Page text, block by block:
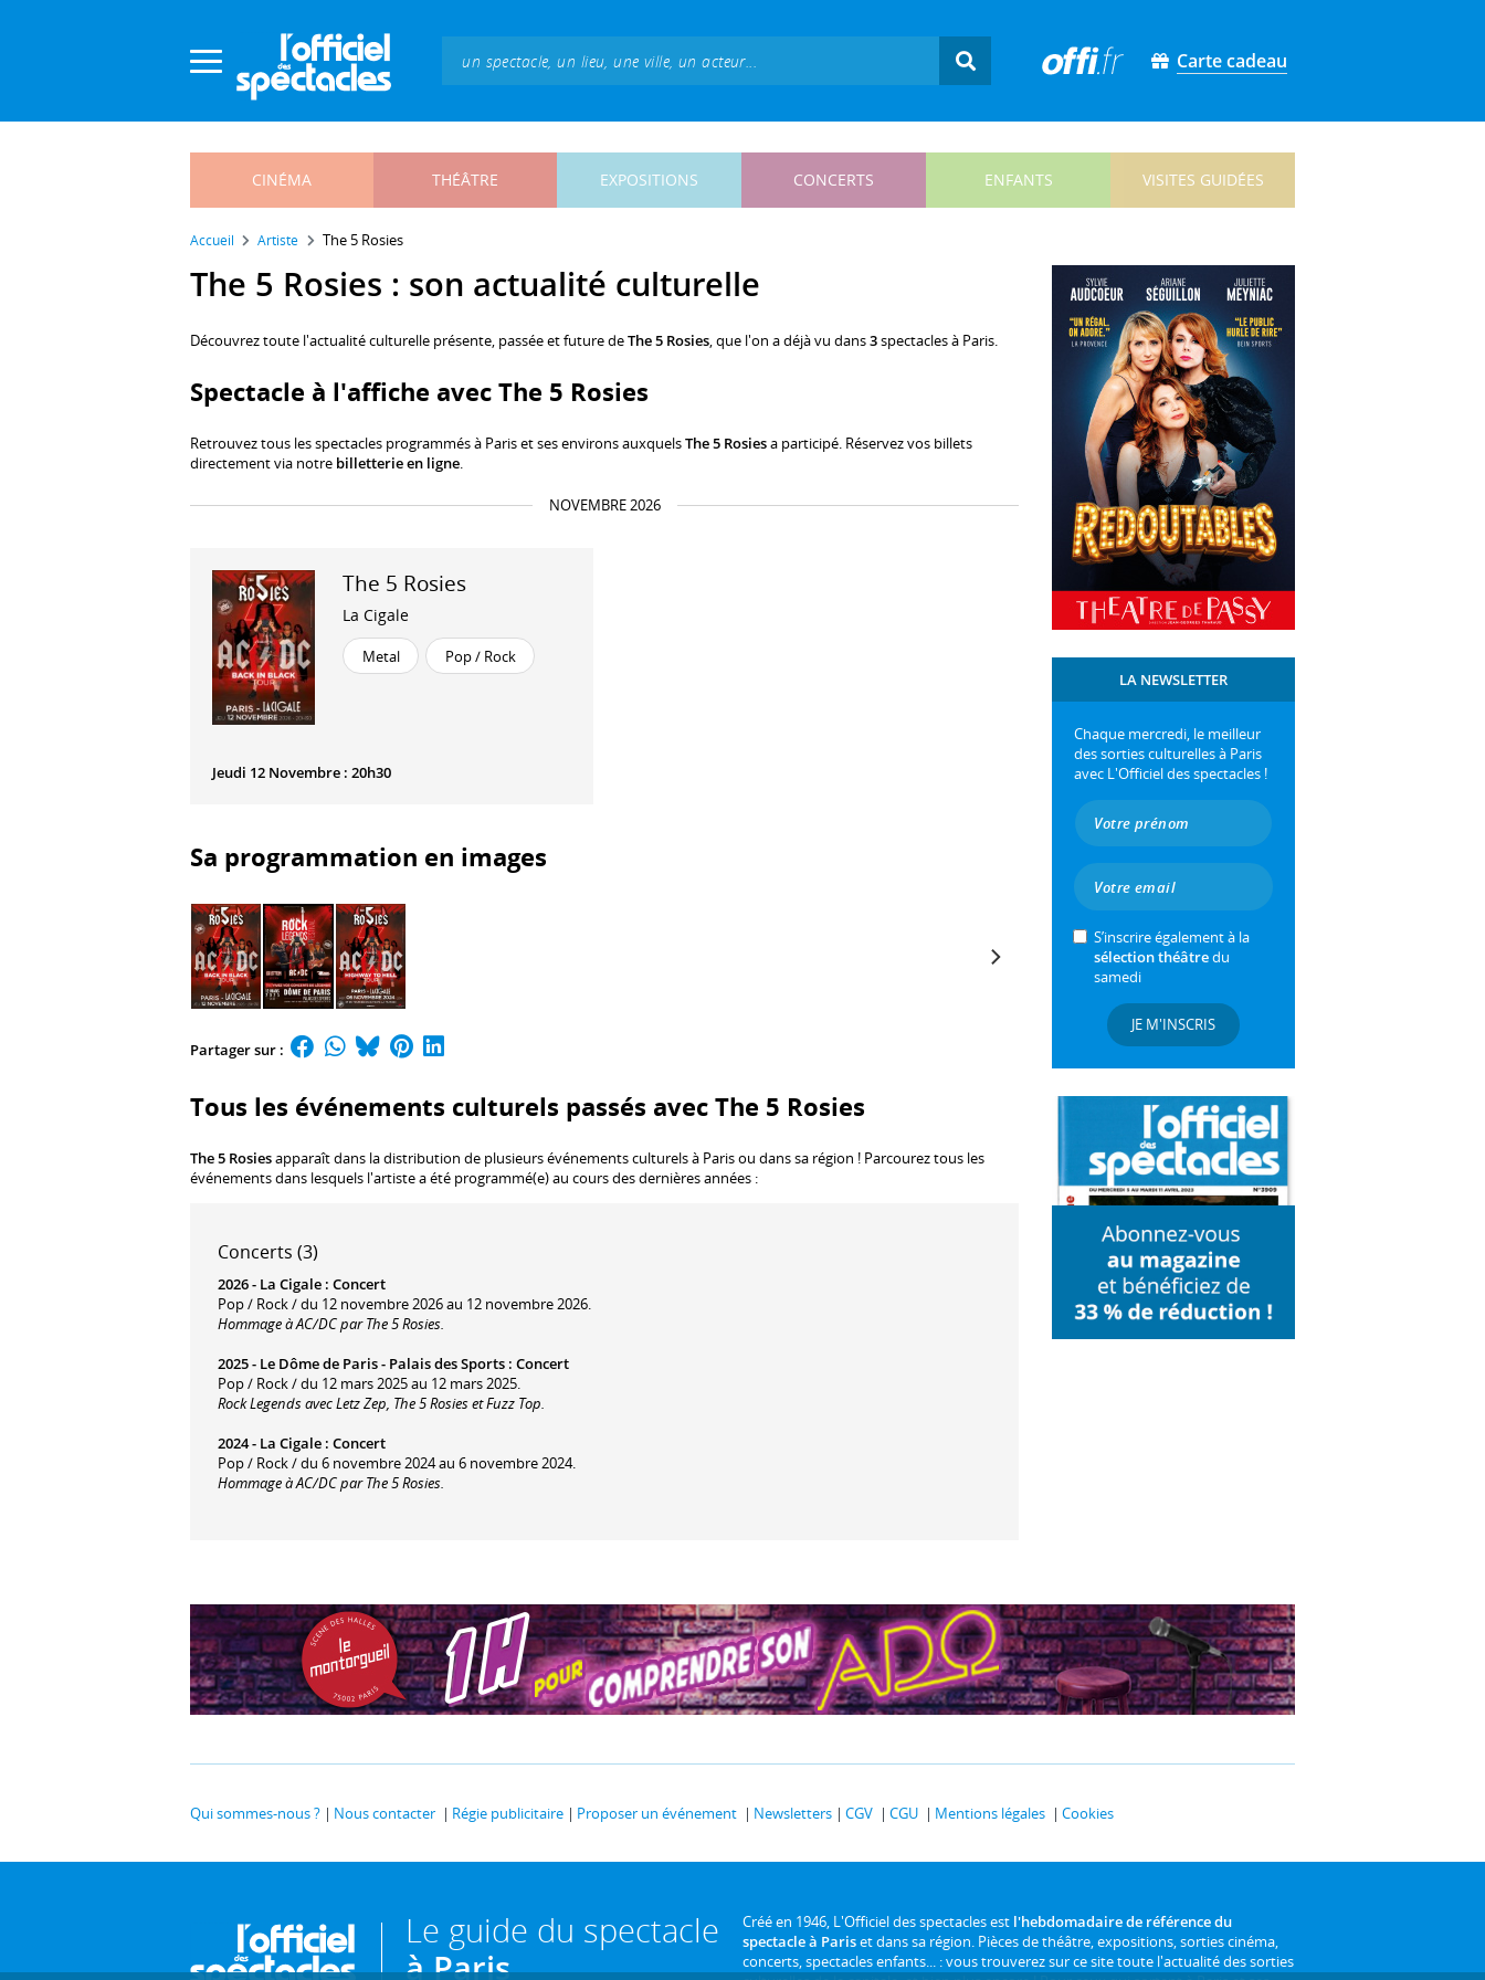
Carte cadeau
CINÉMA THÉÂTRE EXPOSITIONS CONCERTS ENFANTS VISITES GUIDÉES
Accueil Artiste The 5 Rosies
The 5 Rosies : son actualité culturelle
Découvrez toute l'actualité culturelle présente, passée et future deThe 5 Rosies, que l'on a déjà vu dans3spectacles à Paris.
Spectacle à l'affiche avec The 5 Rosies
Retrouvez tous les spectacles programmés à Paris et ses environs auxquelsThe 5 Rosiesa participé. Réservez vos billets
directement via notre billetterie en ligne.
NOVEMBRE 2026
The 5 Rosies
La Cigale
Metal Pop / Rock
Jeudi 12 Novembre : 20h30
Sa programmation en images
Partager sur :
Tous les événements culturels passés avec The 5 Rosies
The 5 Rosiesapparaît dans la distribution de plusieurs événements culturels à Paris ou dans sa région ! Parcourez tous les
événements dans lesquels l'artiste a été programmé(e) au cours des dernières années :
Concerts (3)
2026 - La Cigale : Concert
Pop / Rock / du 12 novembre 2026 au 12 novembre 2026.
Hommage à AC/DC par The 5 Rosies.
2025 - Le Dôme de Paris - Palais des Sports : Concert
Pop / Rock / du 12 mars 2025 au 12 mars 2025.
Rock Legends avec Letz Zep, The 5 Rosies et Fuzz Top.
2024 - La Cigale : Concert
Pop / Rock / du 6 novembre 2024 au 6 novembre 2024.
Hommage à AC/DC par The 5 Rosies.
LA NEWSLETTER
Chaque mercredi, le meilleur
des sorties culturelles à Paris
avec L'Officiel des spectacles !
S’inscrire également à la
sélection théâtredu
samedi
JE M'INSCRIS
Qui sommes-nous ? Nous contacter Régie publicitaire Proposer un événement Newsletters CGV CGU Mentions légales Cookies
Le guide du spectacle
à Paris
Créé en 1946, L'Officiel des spectacles est l'hebdomadaire de référence du
spectacle à Pariset dans sa région. Pièces de théâtre, expositions, sorties cinéma,
concerts, spectacles enfants... : vous trouverez sur ce site toute l'actualité des sorties